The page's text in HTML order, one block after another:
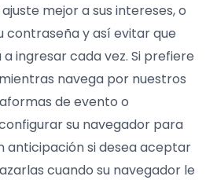
mejor a sus intereses, o
contraseña y así evitar que
ingresar cada vez. Si prefiere
navega por nuestros
de evento o
su navegador para
anticipación si desea aceptar
cuando su navegador le